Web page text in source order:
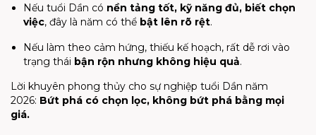
Nếu tuổi Dần có nền tảng tốt, kỹ năng đủ, biết chọn
việc, đây là năm có thể bật lên rõ rệt.
Nếu làm theo cảm hứng, thiếu kế hoạch, rất dễ rơi vào
trạng thái bận rộn nhưng không hiệu quả.
Lời khuyên phong thủy cho sự nghiệp tuổi Dần năm
2026: Bứt phá có chọn lọc, không bứt phá bằng mọi
giá.